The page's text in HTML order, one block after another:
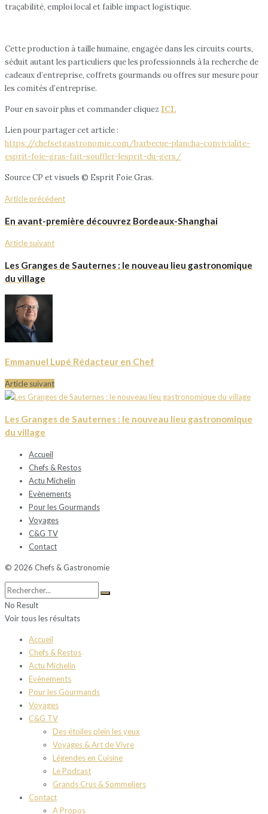
traçabilité, emploi local et faible impact logistique.
Cette production à taille humaine, engagée dans les circuits courts,
séduit autant les particuliers que les professionnels à la recherche de
cadeaux d’entreprise, coffrets gourmands ou offres sur mesure pour
les comités d’entreprise.
Pour en savoir plus et commander cliquez ICI.
Lien pour partager cet article :
https://chefsetgastronomie.com/barbecue-plancha-convivialite-
esprit-foie-gras-fait-souffler-lesprit-du-gers/
Source CP et visuels © Esprit Foie Gras.
Article précédent
En avant-première découvrez Bordeaux-Shanghai
Article suivant
Les Granges de Sauternes : le nouveau lieu gastronomique
du village
Emmanuel Lupé Rédacteur en Chef
Article suivant
Les Granges de Sauternes : le nouveau lieu gastronomique
du village
Accueil
Chefs & Restos
Actu Michelin
Evènements
Pour les Gourmands
Voyages
C&G TV
Contact
© 2026 Chefs & Gastronomie
No Result
Voir tous les résultats
Accueil
Chefs & Restos
Actu Michelin
Evènements
Pour les Gourmands
Voyages
C&G TV
Des étoiles plein les yeux
Voyages & Art de Vivre
Légendes en Cuisine
Le Podcast
Grands Crus & Sommeliers
Contact
A Propos